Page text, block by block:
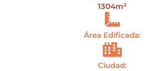
1304m²
Área Edificada:
Ciudad: